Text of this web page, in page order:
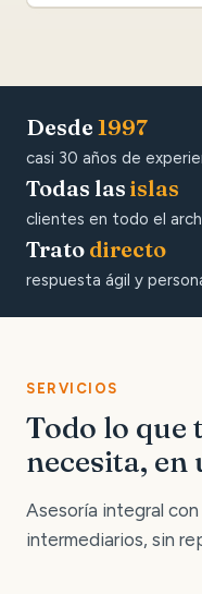
Desde 1997
casi 30 años de
Todas las islas
clientes en todo el
Trato directo
respuesta ágil y
SERVICIOS
Todo lo que
necesita, en
Asesoría integral
intermediarios, sin